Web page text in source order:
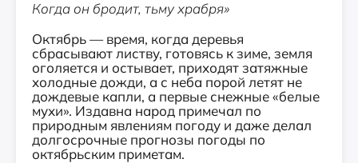
Когда он бродит, тьму храбря»
Октябрь — время, когда деревья
сбрасывают листву, готовясь к зиме, земля
оголяется и остывает, приходят затяжные
холодные дожди, а с неба порой летят не
дождевые капли, а первые снежные «белые
мухи». Издавна народ примечал по
природным явлениям погоду и даже делал
долгосрочные прогнозы погоды по
октябрьским приметам.